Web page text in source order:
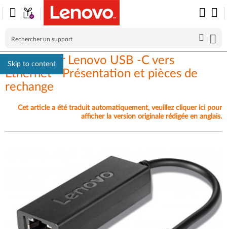
Skip to content
Adaptateur Lenovo USB -C vers
Ethernet - Présentation et pièces de
rechange
Cet article a été traduit automatiquement, veuillez cliquer ici pour
afficher la version originale rédigée en anglais.